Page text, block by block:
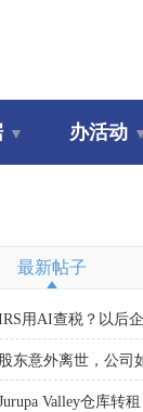
▼ 办活动
最新帖子
用AI查税？以后
查
股东意外离世，公司
Valley仓库转租